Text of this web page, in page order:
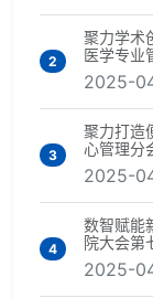
2
聚力学术
医学专业
2025-
3
聚力打造
心管理分
2025-
4
数智赋能
院大会第
2025-